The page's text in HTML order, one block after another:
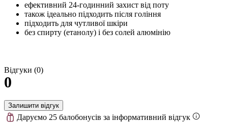
ефективний 24-годинний захист від поту
також ідеально підходить після гоління
підходить для чутливої ​​шкіри
без спирту (етанолу) і без солей алюмінію
Відгуки (0)
0
Залишити відгук
Даруємо 25 балобонусів за інформативний відгук